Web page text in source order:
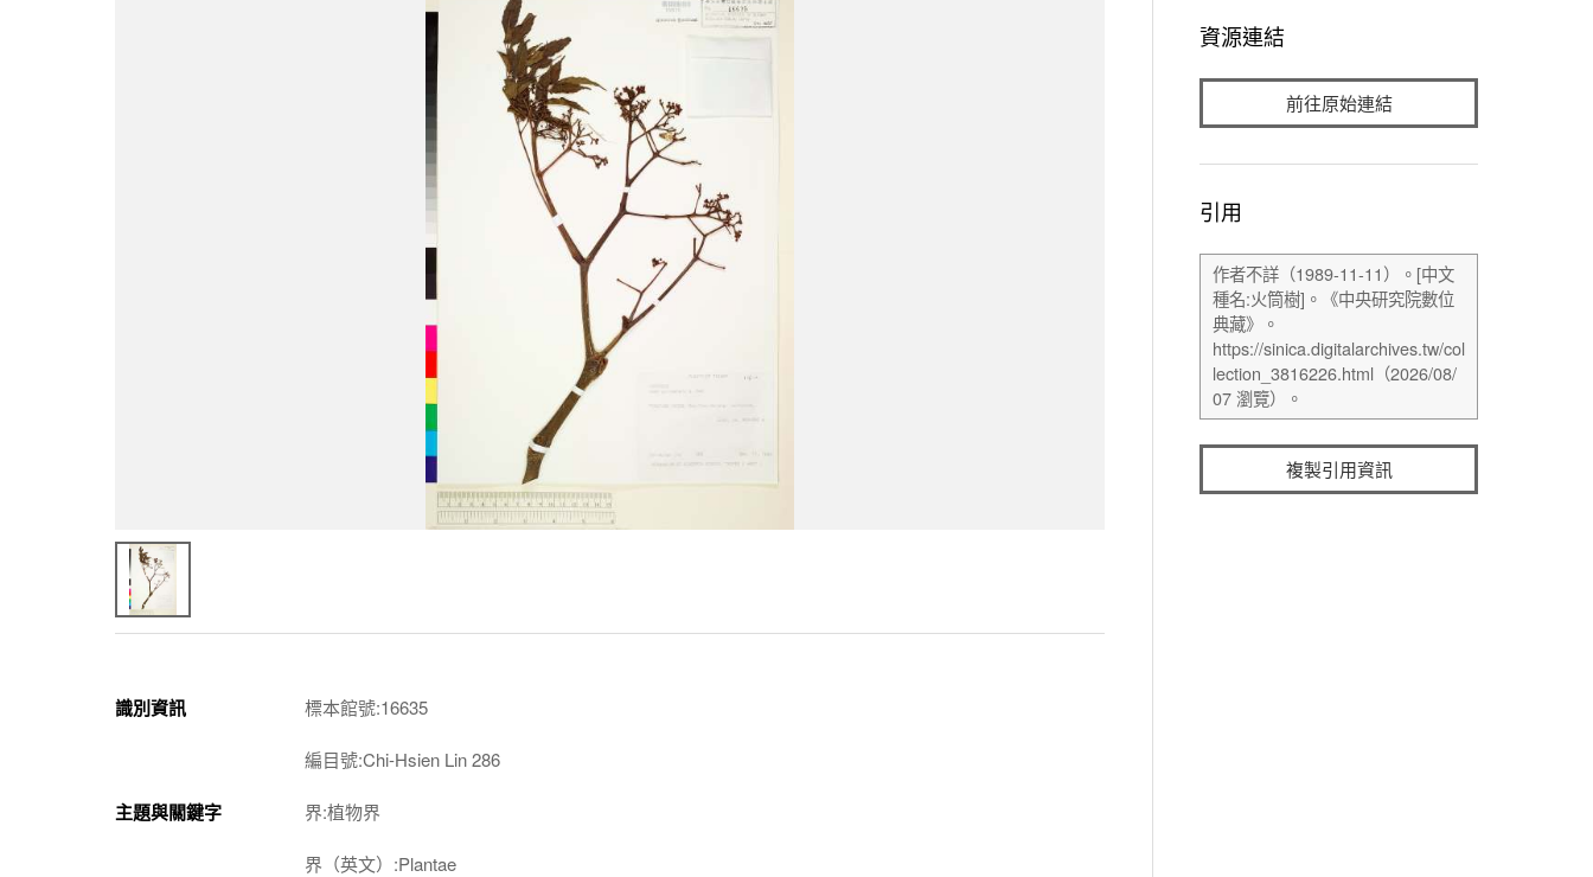
識別資訊 標本館號:16635
編目號:Chi-Hsien Lin 286
主題與關鍵字 界:植物界
界（英文）:Plantae
資源連結
前往原始連結
引用
複製引用資訊